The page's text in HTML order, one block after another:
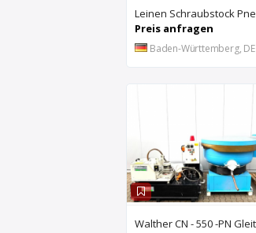
Preis anfragen
Baden-Württemberg, DE